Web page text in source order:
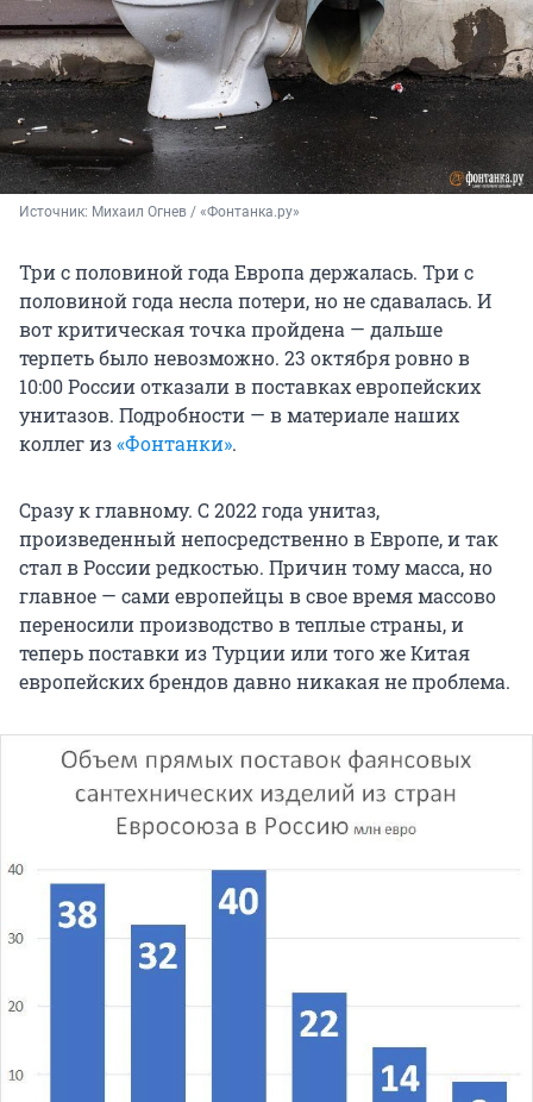
Источник: Михаил Огнев / «Фонтанка.ру»
Три с половиной года Европа держалась. Три с
половиной года несла потери, но не сдавалась. И
вот критическая точка пройдена — дальше
терпеть было невозможно. 23 октябряровно в
10:00 России отказали в поставках европейских
унитазов. Подробности — в материале наших
коллег из«Фонтанки».
Сразу к главному. С 2022 года унитаз,
произведенный непосредственно в Европе, и так
стал в России редкостью. Причин тому масса, но
главное — сами европейцы в свое время массово
переносили производство в теплые страны, и
теперь поставки из Турции или того же Китая
европейских брендов давно никакая не проблема.